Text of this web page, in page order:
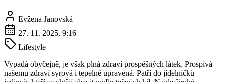
Evžena Janovská
27. 11. 2025, 9:16
Lifestyle
Vypadá obyčejně, je však plná zdraví prospěšných látek. Prospívá
našemu zdraví syrová i tepelně upravená. Patří do jídelníčků